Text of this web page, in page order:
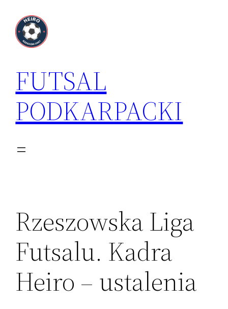
treści
FUTSAL
PODKARPACKI
Rzeszowska Liga
Futsalu. Kadra
Heiro – ustalenia